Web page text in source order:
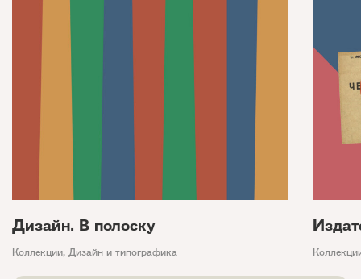
Дизайн. В полоску
Коллекции, Дизайн и типографика